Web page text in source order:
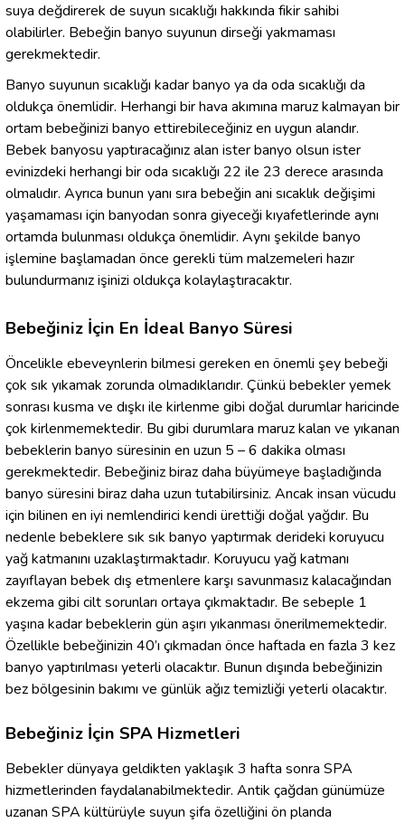
suya değdirerek de suyun sıcaklığı hakkında fikir sahibi
olabilirler. Bebeğin banyo suyunun dirseği yakmaması
gerekmektedir.
Banyo suyunun sıcaklığı kadar banyo ya da oda sıcaklığı da
oldukça önemlidir. Herhangi bir hava akımına maruz kalmayan bir
ortam bebeğinizi banyo ettirebileceğiniz en uygun alandır.
Bebek banyosu yaptıracağınız alan ister banyo olsun ister
evinizdeki herhangi bir oda sıcaklığı 22 ile 23 derece arasında
olmalıdır. Ayrıca bunun yanı sıra bebeğin ani sıcaklık değişimi
yaşamaması için banyodan sonra giyeceği kıyafetlerinde aynı
ortamda bulunması oldukça önemlidir. Aynı şekilde banyo
işlemine başlamadan önce gerekli tüm malzemeleri hazır
bulundurmanız işinizi oldukça kolaylaştıracaktır.
Bebeğiniz İçin En İdeal Banyo Süresi
Öncelikle ebeveynlerin bilmesi gereken en önemli şey bebeği
çok sık yıkamak zorunda olmadıklarıdır. Çünkü bebekler yemek
sonrası kusma ve dışkı ile kirlenme gibi doğal durumlar haricinde
çok kirlenmemektedir. Bu gibi durumlara maruz kalan ve yıkanan
bebeklerin banyo süresinin en uzun 5 – 6 dakika olması
gerekmektedir. Bebeğiniz biraz daha büyümeye başladığında
banyo süresini biraz daha uzun tutabilirsiniz. Ancak insan vücudu
için bilinen en iyi nemlendirici kendi ürettiği doğal yağdır. Bu
nedenle bebeklere sık sık banyo yaptırmak derideki koruyucu
yağ katmanını uzaklaştırmaktadır. Koruyucu yağ katmanı
zayıflayan bebek dış etmenlere karşı savunmasız kalacağından
ekzema gibi cilt sorunları ortaya çıkmaktadır. Be sebeple 1
yaşına kadar bebeklerin gün aşırı yıkanması önerilmemektedir.
Özellikle bebeğinizin 40’ı çıkmadan önce haftada en fazla 3 kez
banyo yaptırılması yeterli olacaktır. Bunun dışında bebeğinizin
bez bölgesinin bakımı ve günlük ağız temizliği yeterli olacaktır.
Bebeğiniz İçin SPA Hizmetleri
Bebekler dünyaya geldikten yaklaşık 3 hafta sonra SPA
hizmetlerinden faydalanabilmektedir. Antik çağdan günümüze
uzanan SPA kültürüyle suyun şifa özelliğini ön planda